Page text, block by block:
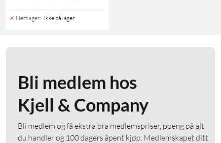
Nettlager: Ikke på lager
Bli medlem hos
Kjell & Company
Bli medlem og få ekstra bra medlemspriser, poeng på alt
du handler og 100 dagers åpent kjøp. Medlemskapet ditt